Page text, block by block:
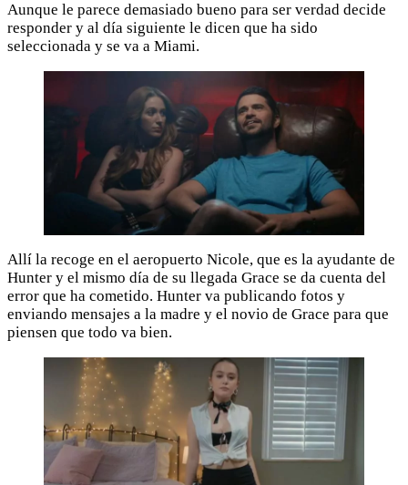
Aunque le parece demasiado bueno para ser verdad decide
responder y al día siguiente le dicen que ha sido
seleccionada y se va a Miami.
Allí la recoge en el aeropuerto Nicole, que es la ayudante de
Hunter y el mismo día de su llegada Grace se da cuenta del
error que ha cometido. Hunter va publicando fotos y
enviando mensajes a la madre y el novio de Grace para que
piensen que todo va bien.